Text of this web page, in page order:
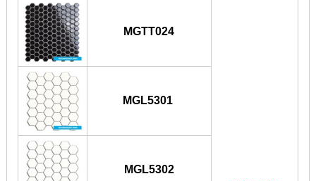
MGTT024
MGL5301
MGL5302